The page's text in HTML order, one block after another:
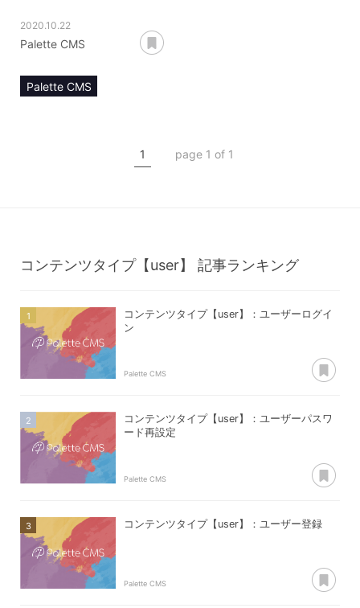
2020.10.22
Palette CMS
Palette CMS
コンテンツタイプ【user】
1 page 1 of 1
コンテンツタイプ【user】 記事ランキング
コンテンツタイプ【user】：ユーザーログイ
ン
Palette CMS
コンテンツタイプ【user】：ユーザーパスワ
ード再設定
Palette CMS
コンテンツタイプ【user】：ユーザー登録
Palette CMS